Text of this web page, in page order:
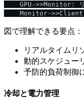
GPU->>Monitor: リ
図で理解できる要点：
リアルタイムリ
動的スケジュー
予防的負荷制御
冷却と電力管理